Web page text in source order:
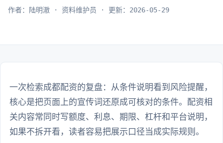
作者：陆明澈 · 资料维护员 · 更新：2026-05-29
一次检索成都配资的复盘：从条件说明看到风险提醒，
核心是把页面上的宣传词还原成可核对的条件。配资相
关内容常同时写额度、利息、期限、杠杆和平台说明，
如果不拆开看，读者容易把展示口径当成实际规则。